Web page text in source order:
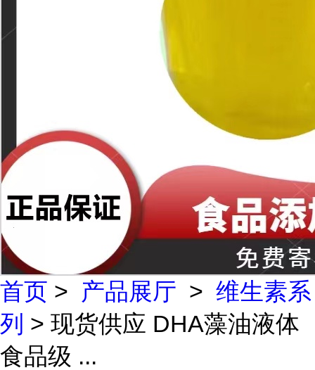
首页 > 产品展厅 > 维生素系
列 > 现货供应 DHA藻油液体
食品级 ...